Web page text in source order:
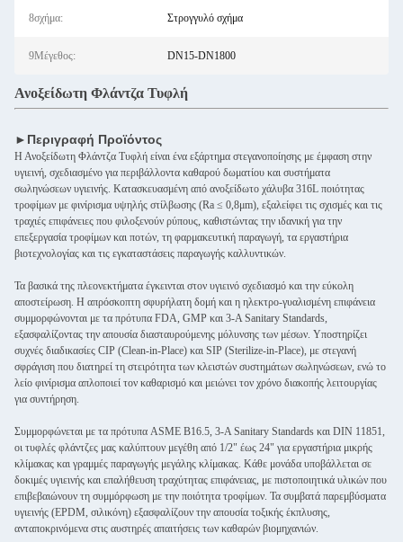
8σχήμα: Στρογγυλό σχήμα
9Μέγεθος: DN15-DN1800
Ανοξείδωτη Φλάντζα Τυφλή
►Περιγραφή Προϊόντος
Η Ανοξείδωτη Φλάντζα Τυφλή είναι ένα εξάρτημα στεγανοποίησης με έμφαση στην
υγιεινή, σχεδιασμένο για περιβάλλοντα καθαρού δωματίου και συστήματα
σωληνώσεων υγιεινής. Κατασκευασμένη από ανοξείδωτο χάλυβα 316L ποιότητας
τροφίμων με φινίρισμα υψηλής στίλβωσης (Ra ≤ 0,8μm), εξαλείφει τις σχισμές και τις
τραχιές επιφάνειες που φιλοξενούν ρύπους, καθιστώντας την ιδανική για την
επεξεργασία τροφίμων και ποτών, τη φαρμακευτική παραγωγή, τα εργαστήρια
βιοτεχνολογίας και τις εγκαταστάσεις παραγωγής καλλυντικών.
Τα βασικά της πλεονεκτήματα έγκεινται στον υγιεινό σχεδιασμό και την εύκολη
αποστείρωση. Η απρόσκοπτη σφυρήλατη δομή και η ηλεκτρο-γυαλισμένη επιφάνεια
συμμορφώνονται με τα πρότυπα FDA, GMP και 3-A Sanitary Standards,
εξασφαλίζοντας την απουσία διασταυρούμενης μόλυνσης των μέσων. Υποστηρίζει
συχνές διαδικασίες CIP (Clean-in-Place) και SIP (Sterilize-in-Place), με στεγανή
σφράγιση που διατηρεί τη στειρότητα των κλειστών συστημάτων σωληνώσεων, ενώ το
λείο φινίρισμα απλοποιεί τον καθαρισμό και μειώνει τον χρόνο διακοπής λειτουργίας
για συντήρηση.
Συμμορφώνεται με τα πρότυπα ASME B16.5, 3-A Sanitary Standards και DIN 11851,
οι τυφλές φλάντζες μας καλύπτουν μεγέθη από 1/2" έως 24" για εργαστήρια μικρής
κλίμακας και γραμμές παραγωγής μεγάλης κλίμακας. Κάθε μονάδα υποβάλλεται σε
δοκιμές υγιεινής και επαλήθευση τραχύτητας επιφάνειας, με πιστοποιητικά υλικών που
επιβεβαιώνουν τη συμμόρφωση με την ποιότητα τροφίμων. Τα συμβατά παρεμβύσματα
υγιεινής (EPDM, σιλικόνη) εξασφαλίζουν την απουσία τοξικής έκπλυσης,
ανταποκρινόμενα στις αυστηρές απαιτήσεις των καθαρών βιομηχανιών.